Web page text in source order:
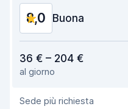
8,0 Buona
Facile da trovare
Gentilezza degli agenti
36 € – 204 €
al giorno
Sede più richiesta